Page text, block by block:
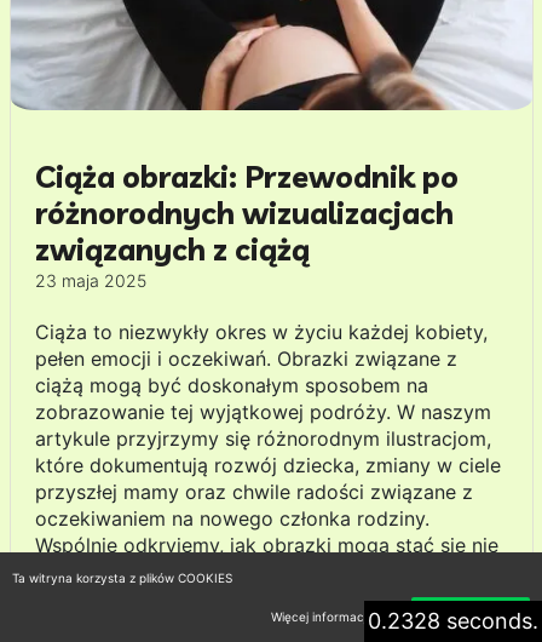
Ciąża obrazki: Przewodnik po
różnorodnych wizualizacjach
związanych z ciążą
23 maja 2025
Ciąża to niezwykły okres w życiu każdej kobiety,
pełen emocji i oczekiwań. Obrazki związane z
ciążą mogą być doskonałym sposobem na
zobrazowanie tej wyjątkowej podróży. W naszym
artykule przyjrzymy się różnorodnym ilustracjom,
które dokumentują rozwój dziecka, zmiany w ciele
przyszłej mamy oraz chwile radości związane z
oczekiwaniem na nowego członka rodziny.
Wspólnie odkryjemy, jak obrazki mogą stać się nie
tylko źródłem informacji, ale także pięknym i
sentymentalnym zapisem tej wspaniałej przygody.
Zachęcamy do zagłębienia się w ten temat i0.2328 seconds.
Ta witryna korzysta z plików COOKIES
Więcej informacji Akceptuję